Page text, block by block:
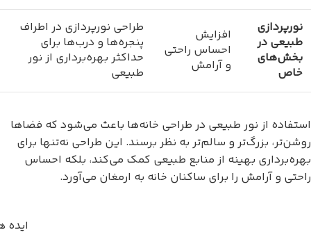
نورپردازی
طبیعی در
بخش‌های
خاص
افزایش
احساس راحتی
و آرامش
طراحی نورپردازی در اطراف
پنجره‌ها و درب‌ها برای
حداکثر بهره‌برداری از نور
طبیعی
استفاده از نور طبیعی در طراحی خانه‌ها باعث می‌شود که فضاها
روشن‌تر، بزرگ‌تر و سالم‌تر به نظر برسند. این طراحی نه‌تنها برای
بهره‌برداری بهینه از منابع طبیعی کمک می‌کند، بلکه احساس
راحتی و آرامش را برای ساکنان خانه به ارمغان می‌آورد.
ایده